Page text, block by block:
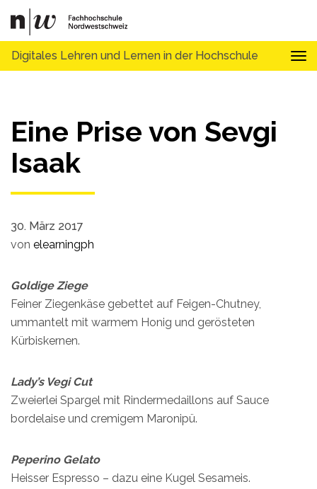
Digitales Lehren und Lernen in der Hochschule
Eine Prise von Sevgi
Isaak
30. März 2017
von elearningph
Goldige Ziege
Feiner Ziegenkäse gebettet auf Feigen-Chutney,
ummantelt mit warmem Honig und gerösteten
Kürbiskernen.
Lady’s Vegi Cut
Zweierlei Spargel mit Rindermedaillons auf Sauce
bordelaise und cremigem Maronipü.
Peperino Gelato
Heisser Espresso – dazu eine Kugel Sesameis.